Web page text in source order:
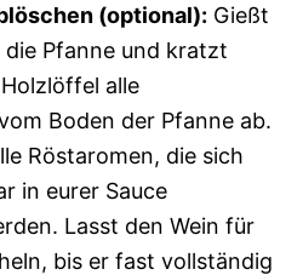
(optional): Gießt
die Pfanne und kratzt
alle
Boden der Pfanne ab.
Röstaromen, die sich
in eurer Sauce
Lasst den Wein für
bis er fast vollständig